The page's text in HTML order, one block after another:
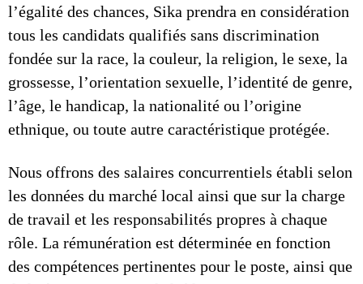
l’égalité des chances, Sika prendra en considération
tous les candidats qualifiés sans discrimination
fondée sur la race, la couleur, la religion, le sexe, la
grossesse, l’orientation sexuelle, l’identité de genre,
l’âge, le handicap, la nationalité ou l’origine
ethnique, ou toute autre caractéristique protégée.
Nous offrons des salaires concurrentiels établi selon
les données du marché local ainsi que sur la charge
de travail et les responsabilités propres à chaque
rôle. La rémunération est déterminée en fonction
des compétences pertinentes pour le poste, ainsi que